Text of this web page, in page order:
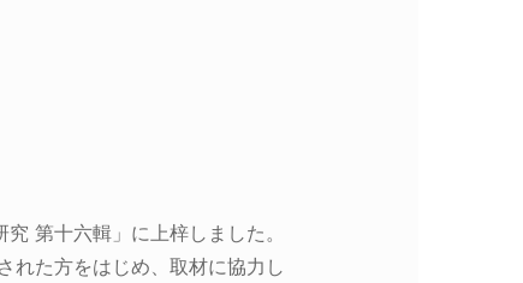
第十六輯」に上梓しました。
れた方をはじめ、取材に協力し